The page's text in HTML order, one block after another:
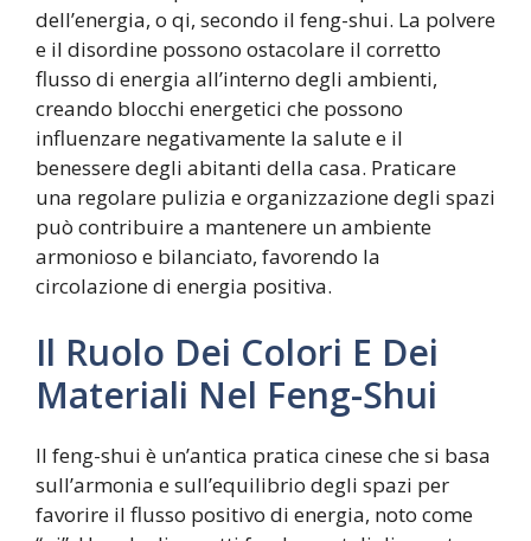
dell’energia, o qi, secondo il feng-shui. La polvere
e il disordine possono ostacolare il corretto
flusso di energia all’interno degli ambienti,
creando blocchi energetici che possono
influenzare negativamente la salute e il
benessere degli abitanti della casa. Praticare
una regolare pulizia e organizzazione degli spazi
può contribuire a mantenere un ambiente
armonioso e bilanciato, favorendo la
circolazione di energia positiva.
Il Ruolo Dei Colori E Dei
Materiali Nel Feng-Shui
Il feng-shui è un’antica pratica cinese che si basa
sull’armonia e sull’equilibrio degli spazi per
favorire il flusso positivo di energia, noto come